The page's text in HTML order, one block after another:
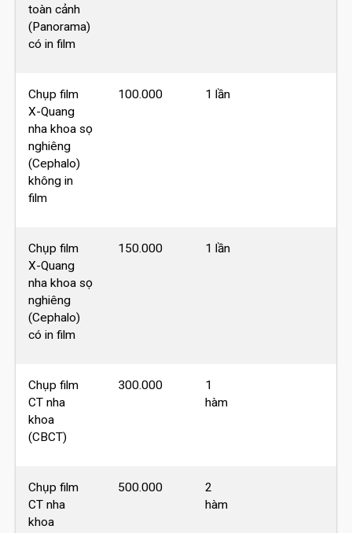
toàn cảnh
(Panorama)
có in film
Chụp film
X-Quang
nha khoa sọ
nghiêng
(Cephalo)
không in
film
100.000 1 lần
Chụp film
X-Quang
nha khoa sọ
nghiêng
(Cephalo)
có in film
150.000 1 lần
Chụp film
CT nha
khoa
(CBCT)
300.000
1
hàm
Chụp film
CT nha
khoa
500.000
2
hàm